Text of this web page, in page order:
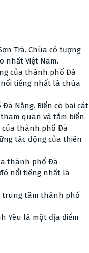
Trà. Chùa có tượng
nhất Việt Nam.
của thành phố Đà
tiếng nhất là chùa
Nẵng. Biển có bãi cát
quan và tắm biển.
thành phố Đà
tác động của thiên
thành phố Đà
nổi tiếng nhất là
trung tâm thành phố
Yêu là một địa điểm